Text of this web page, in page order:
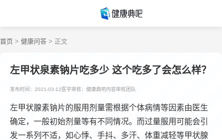
首页 > 健康问答 > 正文
左甲状泉素钠片吃多少 这个吃多了会怎么样？
发布时间：2021-03-12 医学审核：健康典吧内容审核团队
左甲状腺素钠片的服用剂量需根据个体病情等因素由医生
确定，一般初始剂量等有不同情况。而过量服用可能会引
发一系列不适，如心悸、手抖、多汗、体重减轻等甲状腺